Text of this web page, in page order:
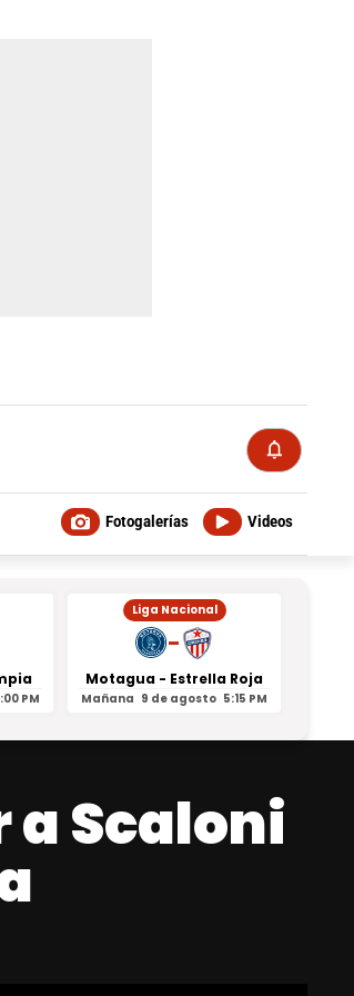
Videos
Fotogalerías
PM
Liga Nacional
-
Motagua - Estrella Roja
Mañana 9 de agosto 5:15 PM
Scaloni